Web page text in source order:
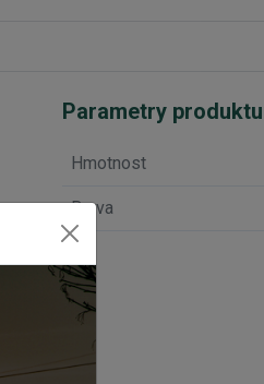
Parametry produktu
Hmotnost
Barva